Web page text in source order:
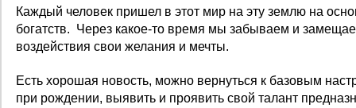
Каждый человек пришел в этот мир на эту землю на
богатств. Через какое-то время мы забываем и
воздействия свои желания и мечты.
Есть хорошая новость, можно вернуться к базовым
при рождении, выявить и проявить свой талант